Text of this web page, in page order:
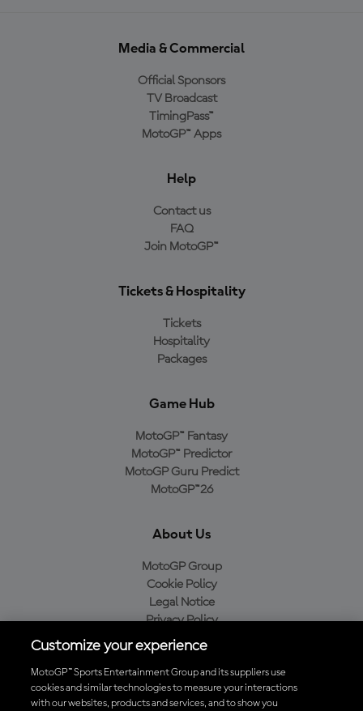
Media & Commercial
Official Sponsors
TV Broadcast
TimingPass™
MotoGP™ Apps
Help
Contact us
FAQ
Join MotoGP™
Tickets & Hospitality
Tickets
Hospitality
Packages
Game Hub
MotoGP™ Fantasy
MotoGP™ Predictor
MotoGP Guru Predict
MotoGP™26
About Us
MotoGP Group
Cookie Policy
Legal Notice
Privacy Policy
Purchase Policy
Baixe o aplicativo oficial da MotoGP™
Customize your experience
MotoGP™ Sports Entertainment Group and its suppliers use
cookies and similar technologies to measure your interactions
with our websites, products and services, and to show you